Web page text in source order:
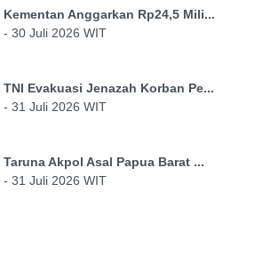
Kementan Anggarkan Rp24,5 Mili...
- 30 Juli 2026 WIT
TNI Evakuasi Jenazah Korban Pe...
- 31 Juli 2026 WIT
Taruna Akpol Asal Papua Barat ...
- 31 Juli 2026 WIT